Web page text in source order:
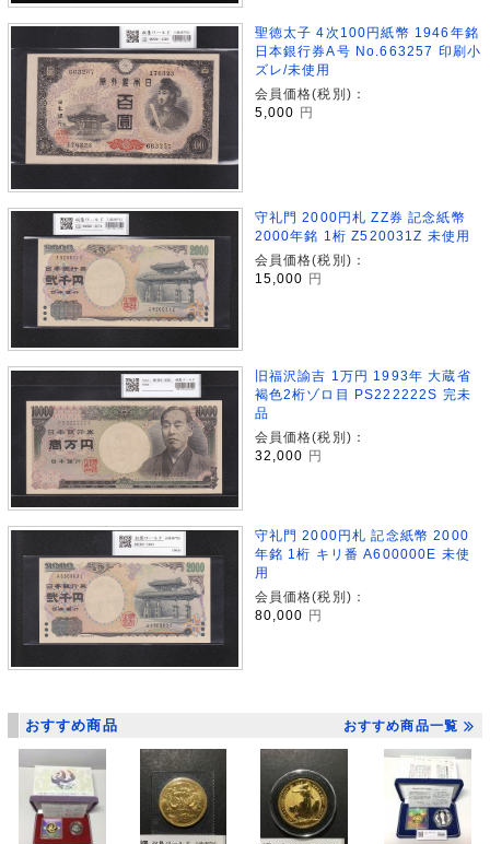
聖徳太子 4次100円紙幣 1946年銘
日本銀行券A号 No.663257 印刷小
ズレ/未使用
会員価格(税別)：
5,000 円
守礼門 2000円札 ZZ券 記念紙幣
2000年銘 1桁 Z520031Z 未使用
会員価格(税別)：
15,000 円
旧福沢諭吉 1万円 1993年 大蔵省
褐色2桁ゾロ目 PS222222S 完未
品
会員価格(税別)：
32,000
円
守礼門 2000円札 記念紙幣 2000
年銘 1桁 キリ番 A600000E 未使
用
会員価格(税別)：
80,000
円
おすすめ商品 おすすめ商品一覧